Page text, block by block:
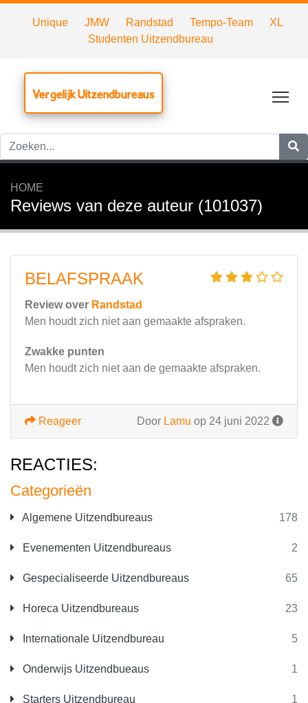
Unique JMW Randstad Tempo-Team
XL
Studenten Uitzendbureau
Vergelijk Uitzendbureaus
HOME
Reviews van deze auteur (101037)
Categorieën
Algemene Uitzendbureaus 178
Evenementen Uitzendbureaus 2
Gespecialiseerde Uitzendbureaus 65
Horeca Uitzendbureaus 23
Internationale Uitzendbureau 5
Onderwijs Uitzendbueaus 1
Starters Uitzendbureau 1
BELAFSPRAAK
Review over Randstad
Men houdt zich niet aan gemaakte afspraken.
Zwakke punten
Men houdt zich niet aan de gemaakte afspraken.
Door Lamu op 24 juni 2022
Reageer
REACTIES: